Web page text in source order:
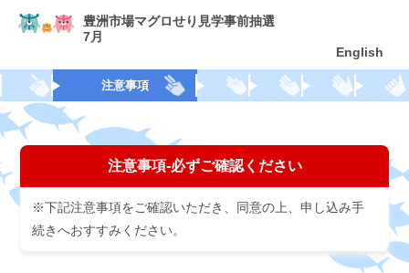
豊洲市場マグロせり見学事前抽選
7月
English
注意事項
注意事項-必ずご確認ください
※下記注意事項をご確認いただき、同意の上、申し込み手
続きへおすすみください。